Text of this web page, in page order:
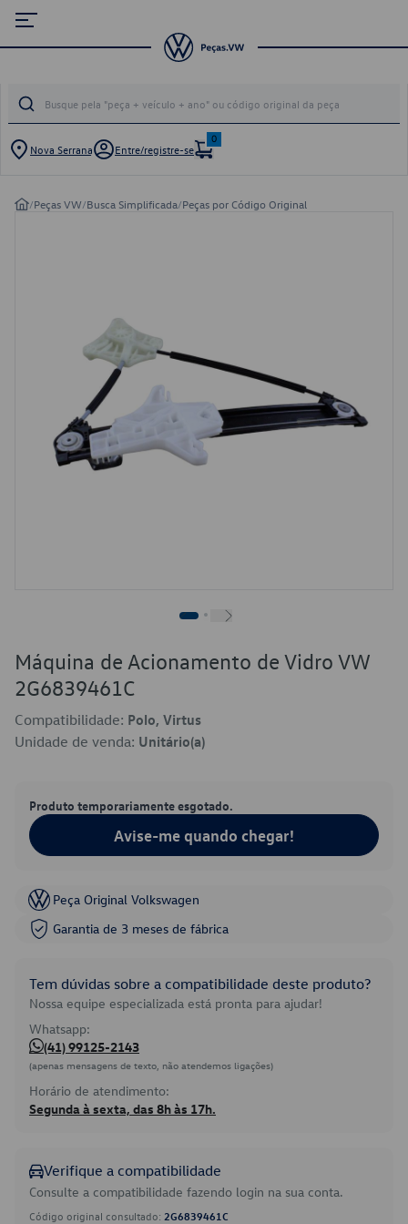
Nova Serrana Entre/registre-se
0
/Peças VW/Busca Simplificada/Peças por Código Original
Máquina de Acionamento de Vidro VW
2G6839461C
Compatibilidade: Polo, Virtus
Unidade de venda: Unitário(a)
Produto temporariamente esgotado.
Avise-me quando chegar!
Peça Original Volkswagen
Garantia de 3 meses de fábrica
Tem dúvidas sobre a compatibilidade deste produto?
Nossa equipe especializada está pronta para ajudar!
Whatsapp:
(41) 99125-2143
(apenas mensagens de texto, não atendemos ligações)
Horário de atendimento:
Segunda à sexta, das 8h às 17h.
Verifique a compatibilidade
Consulte a compatibilidade fazendo login na sua conta.
Código original consultado: 2G6839461C